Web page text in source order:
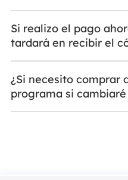
Si realizo el pago
tardará en recibir el
¿Si necesito comprar
programa si